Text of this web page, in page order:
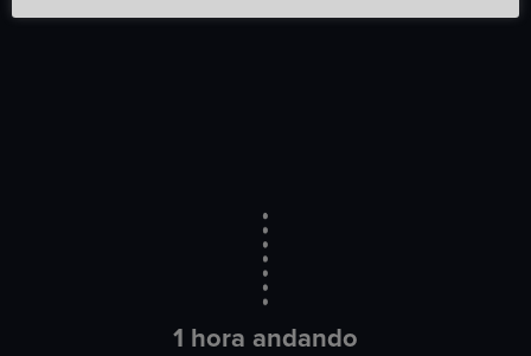
1 hora andando